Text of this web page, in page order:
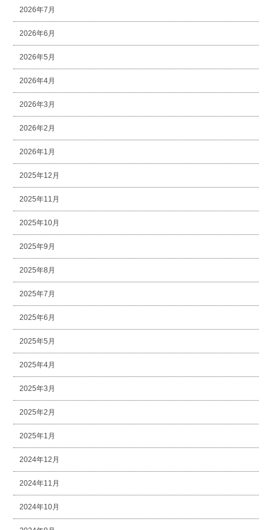
2026年7月
2026年6月
2026年5月
2026年4月
2026年3月
2026年2月
2026年1月
2025年12月
2025年11月
2025年10月
2025年9月
2025年8月
2025年7月
2025年6月
2025年5月
2025年4月
2025年3月
2025年2月
2025年1月
2024年12月
2024年11月
2024年10月